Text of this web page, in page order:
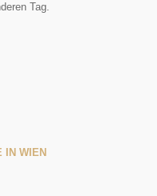
Tag.
IN WIEN